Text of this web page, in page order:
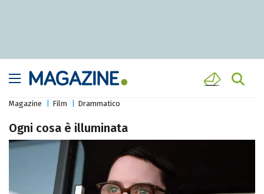
Magazine Film Drammatico
Ogni cosa è illuminata